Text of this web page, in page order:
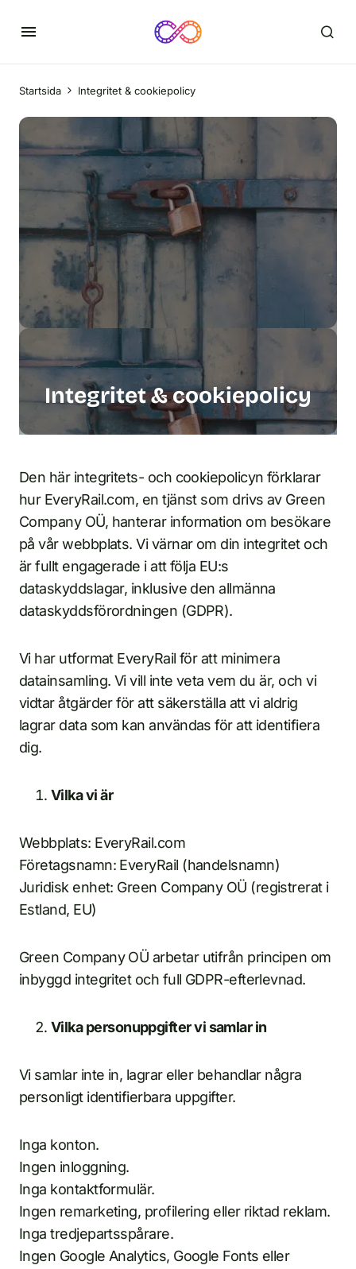
Startsida Integritet & cookiepolicy
Integritet & cookiepolicy
Den här integritets- och cookiepolicyn förklarar
hur EveryRail.com, en tjänst som drivs av Green
Company OÜ, hanterar information om besökare
på vår webbplats. Vi värnar om din integritet och
är fullt engagerade i att följa EU:s
dataskyddslagar, inklusive den allmänna
dataskyddsförordningen (GDPR).
Vi har utformat EveryRail för att minimera
datainsamling. Vi vill inte veta vem du är, och vi
vidtar åtgärder för att säkerställa att vi aldrig
lagrar data som kan användas för att identifiera
dig.
Vilka vi är
Webbplats: EveryRail.com
Företagsnamn: EveryRail (handelsnamn)
Juridisk enhet: Green Company OÜ (registrerat i
Estland, EU)
Green Company OÜ arbetar utifrån principen om
inbyggd integritet och full GDPR-efterlevnad.
Vilka personuppgifter vi samlar in
Vi samlar inte in, lagrar eller behandlar några
personligt identifierbara uppgifter.
Inga konton.
Ingen inloggning.
Inga kontaktformulär.
Ingen remarketing, profilering eller riktad reklam.
Inga tredjepartsspårare.
Ingen Google Analytics, Google Fonts eller